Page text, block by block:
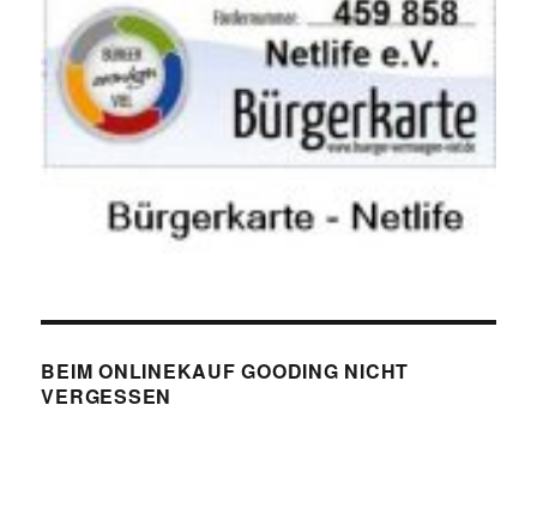
BEIM ONLINEKAUF GOODING NICHT
VERGESSEN